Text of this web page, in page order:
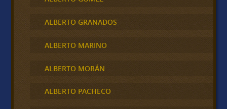
ALBERTO GRANADOS
ALBERTO MARINO
ALBERTO MORÁN
ALBERTO PACHECO